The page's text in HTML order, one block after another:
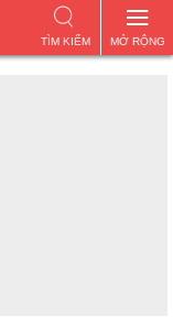
MỞ RỘNG
TÌM KIẾM